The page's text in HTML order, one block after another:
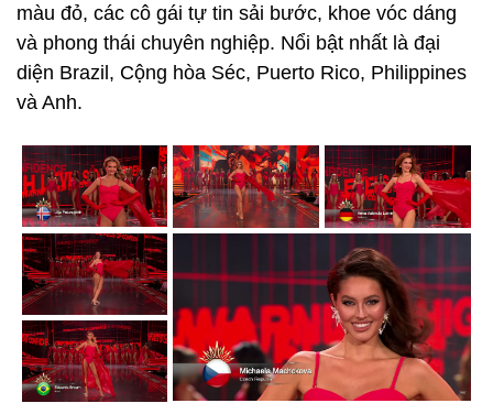
màu đỏ, các cô gái tự tin sải bước, khoe vóc dáng
và phong thái chuyên nghiệp. Nổi bật nhất là đại
diện Brazil, Cộng hòa Séc, Puerto Rico, Philippines
và Anh.